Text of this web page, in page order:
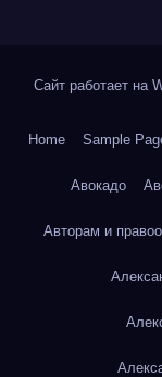
Сайт работает на
Home Sample
Авокадо
Авторам и